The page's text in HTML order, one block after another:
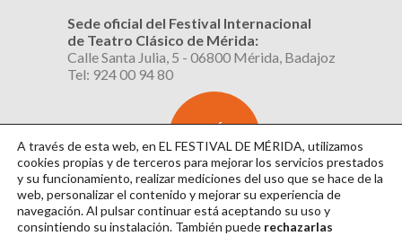
Sede oficial del Festival Internacional
de Teatro Clásico de Mérida:
Calle Santa Julia, 5 - 06800 Mérida, Badajoz
Tel: 924 00 94 80
SUSCRÍBETE
AL BOLETÍN
A través de esta web, en EL FESTIVAL DE MÉRIDA, utilizamos
cookies propias y de terceros para mejorar los servicios prestados
y su funcionamiento, realizar mediciones del uso que se hace de la
web, personalizar el contenido y mejorar su experiencia de
navegación. Al pulsar continuarestá aceptando su uso y
consintiendo su instalación. También puede rechazarlas